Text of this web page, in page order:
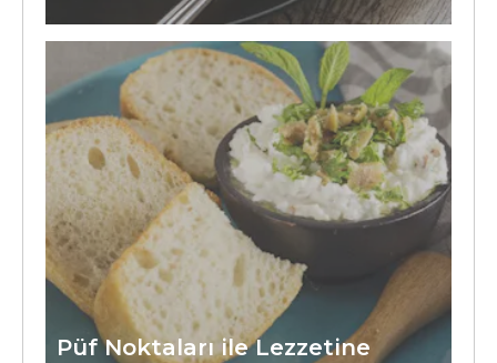
Püf Noktaları ile Lezzetine